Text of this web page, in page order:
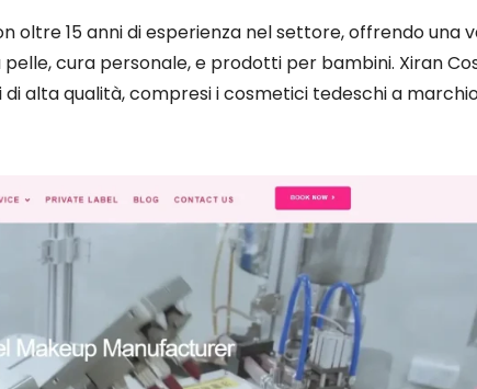
oltre 15 anni di esperienza nel settore, offrendo una
cura personale, e prodotti per bambini. Xiran
alta qualità, compresi i cosmetici tedeschi a